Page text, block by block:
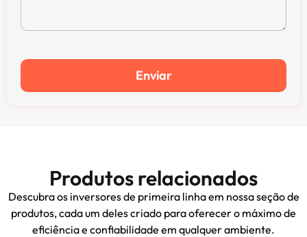
Enviar
Produtos relacionados
Descubra os inversores de primeira linha em nossa seção de
produtos, cada um deles criado para oferecer o máximo de
eficiência e confiabilidade em qualquer ambiente.